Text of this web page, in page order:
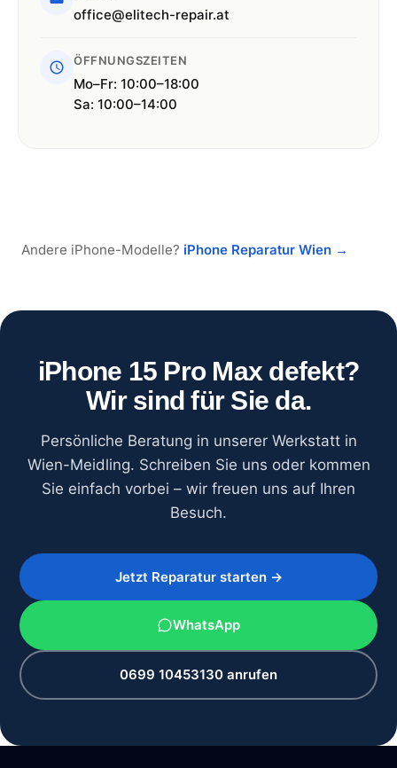
office@elitech-repair.at
ÖFFNUNGSZEITEN
Mo–Fr: 10:00–18:00
Sa: 10:00–14:00
Andere iPhone-Modelle? iPhone Reparatur Wien →
iPhone 15 Pro Max defekt?
Wir sind für Sie da.
Persönliche Beratung in unserer Werkstatt in
Wien-Meidling. Schreiben Sie uns oder kommen
Sie einfach vorbei – wir freuen uns auf Ihren
Besuch.
Jetzt Reparatur starten →
WhatsApp
0699 10453130 anrufen